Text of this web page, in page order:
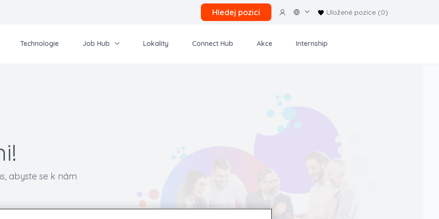
Hledej pozici Uložené pozice (0)
Technologie Job Hub Lokality Connect Hub Akce Internship
abyste se k nám